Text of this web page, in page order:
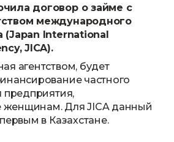
договор о займе с
международного
(Japan International
JICA).
агентством, будет
частного
предприятия,
Для JICA данный
в Казахстане.